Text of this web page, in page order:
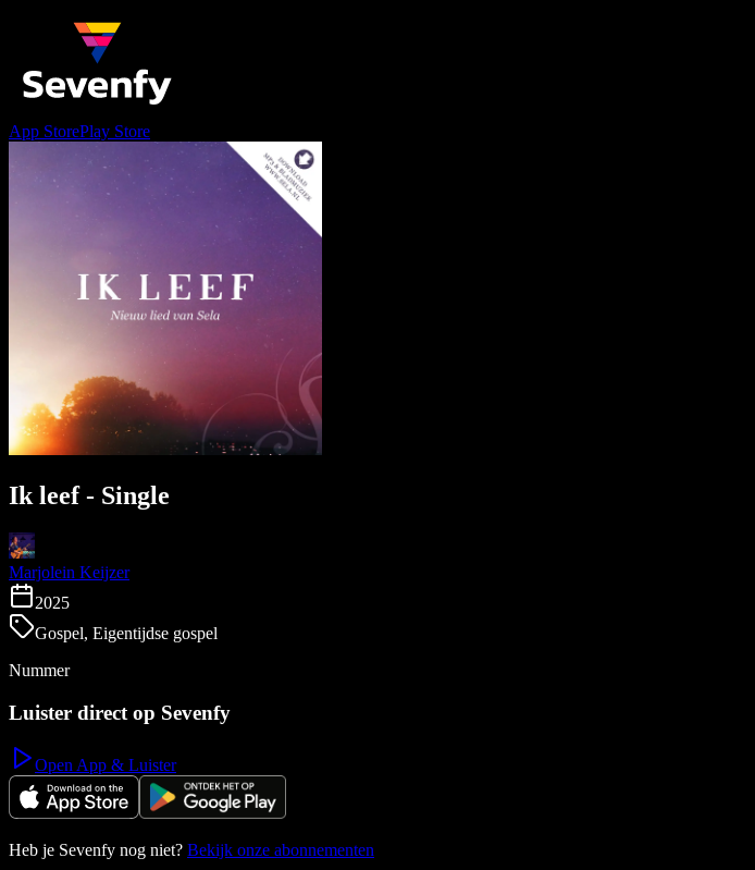
App StorePlay Store
Ik leef - Single
Marjolein Keijzer
2025
Gospel, Eigentijdse gospel
Nummer
Luister direct op Sevenfy
Open App & Luister
Heb je Sevenfy nog niet? Bekijk onze abonnementen